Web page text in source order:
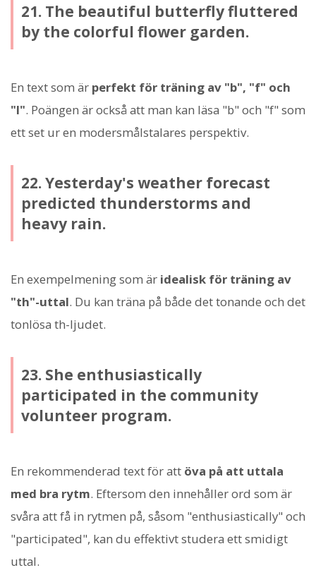
21. The beautiful butterfly fluttered
by the colorful flower garden.
En text som är perfekt för träning av "b", "f" och
"l". Poängen är också att man kan läsa "b" och "f" som
ett set ur en modersmålstalares perspektiv.
22. Yesterday's weather forecast
predicted thunderstorms and
heavy rain.
En exempelmening som är idealisk för träning av
"th"-uttal. Du kan träna på både det tonande och det
tonlösa th-ljudet.
23. She enthusiastically
participated in the community
volunteer program.
En rekommenderad text för att öva på att uttala
med bra rytm. Eftersom den innehåller ord som är
svåra att få in rytmen på, såsom "enthusiastically" och
"participated", kan du effektivt studera ett smidigt
uttal.